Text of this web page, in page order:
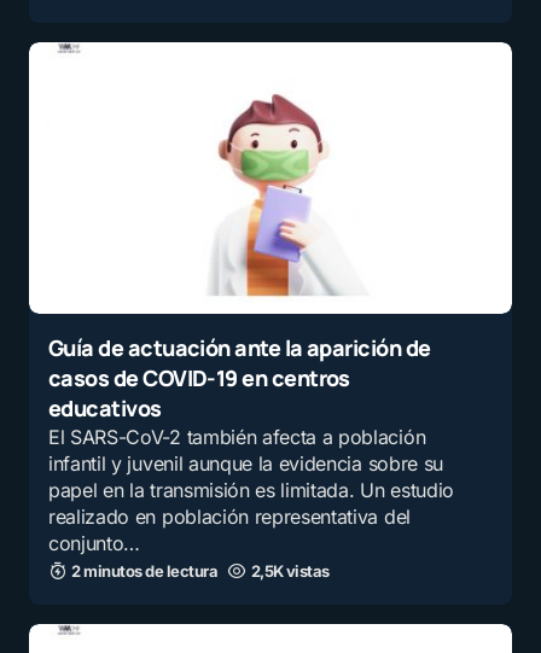
Guía de actuación ante la aparición de
casos de COVID-19 en centros
educativos
El SARS-CoV-2 también afecta a población
infantil y juvenil aunque la evidencia sobre su
papel en la transmisión es limitada. Un estudio
realizado en población representativa del
conjunto…
2 minutos de lectura 2,5K vistas